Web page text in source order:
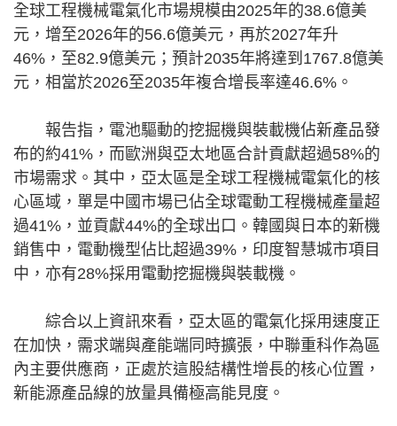
全球工程機械電氣化市場規模由2025年的38.6億美
元，增至2026年的56.6億美元，再於2027年升
46%，至82.9億美元；預計2035年將達到1767.8億美
元，相當於2026至2035年複合增長率達46.6%。
報告指，電池驅動的挖掘機與裝載機佔新產品發
布的約41%，而歐洲與亞太地區合計貢獻超過58%的
市場需求。其中，亞太區是全球工程機械電氣化的核
心區域，單是中國市場已佔全球電動工程機械產量超
過41%，並貢獻44%的全球出口。韓國與日本的新機
銷售中，電動機型佔比超過39%，印度智慧城市項目
中，亦有28%採用電動挖掘機與裝載機。
綜合以上資訊來看，亞太區的電氣化採用速度正
在加快，需求端與產能端同時擴張，中聯重科作為區
內主要供應商，正處於這股結構性增長的核心位置，
新能源產品線的放量具備極高能見度。